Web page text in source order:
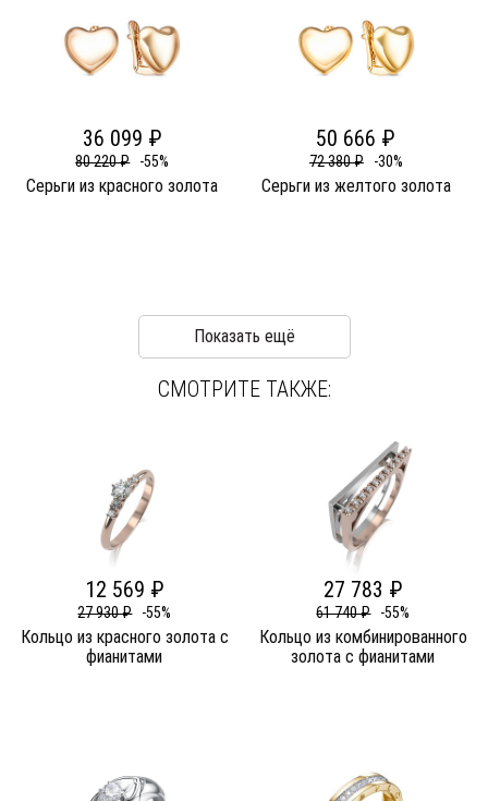
36 099 ₽
80 220 ₽ -55%
Серьги из красного золота
50 666 ₽
72 380 ₽ -30%
Серьги из желтого золота
Показать ещё
СМОТРИТЕ ТАКЖЕ:
12 569 ₽
27 930 ₽ -55%
Кольцо из красного золота c
фианитами
27 783 ₽
61 740 ₽ -55%
Кольцо из комбинированного
золота c фианитами